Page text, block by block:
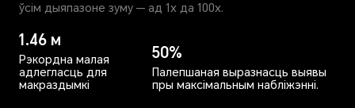
ўсім дыяпазоне зуму — ад 1х да 100х.
1.46 м
Рэкордна малая
адлегласць для
макраздымкі
50%
Палепшаная выразнасць выявы
пры максімальным набліжэнні.